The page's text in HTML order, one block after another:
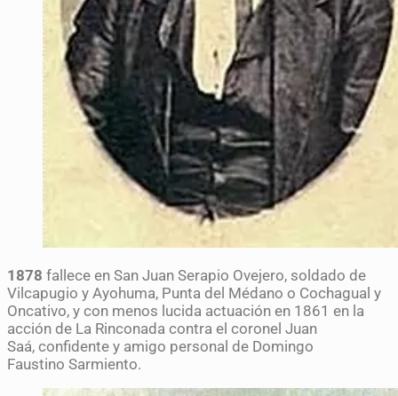
1878 fallece en San Juan Serapio Ovejero, soldado de
Vilcapugio y Ayohuma, Punta del Médano o Cochagual y
Oncativo, y con menos lucida actuación en 1861 en la
acción de La Rinconada contra el coronel Juan
Saá, confidente y amigo personal de Domingo
Faustino Sarmiento.